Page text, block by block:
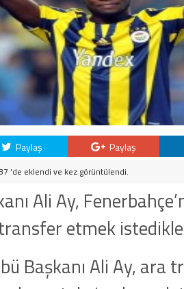
Paylaş Paylaş
'de eklendi ve kez görüntülendi.
Ali Ay,
etmek
Başkanı Ali Ay, ara